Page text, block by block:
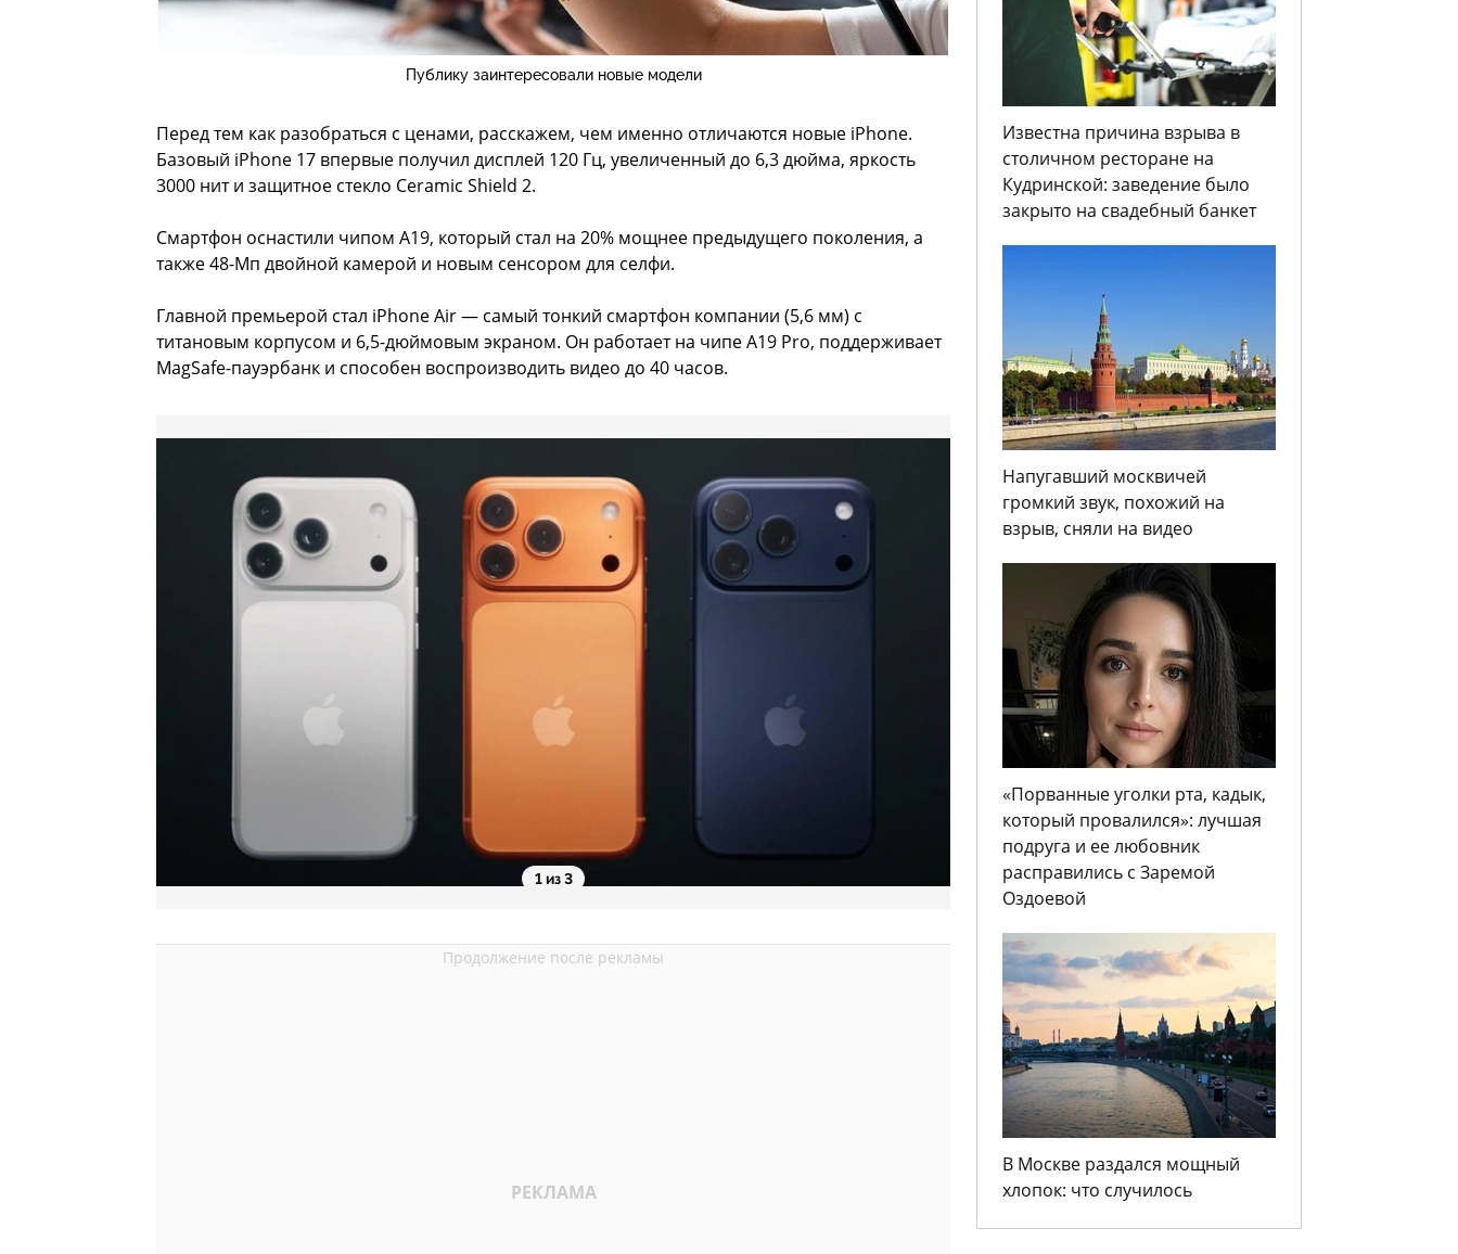
Публику заинтересовали новые модели
Перед тем как разобраться с ценами, расскажем, чем именно отличаются новые iPhone.
Базовый iPhone 17 впервые получил дисплей 120 Гц, увеличенный до 6,3 дюйма, яркость
3000 нит и защитное стекло Ceramic Shield 2.
Смартфон оснастили чипом A19, который стал на 20% мощнее предыдущего поколения, а
также 48-Мп двойной камерой и новым сенсором для селфи.
Главной премьерой стал iPhone Air — самый тонкий смартфон компании (5,6 мм) с
титановым корпусом и 6,5-дюймовым экраном. Он работает на чипе A19 Pro, поддерживает
MagSafe-пауэрбанк и способен воспроизводить видео до 40 часов.
1 из 3
Известна причина взрыва в
столичном ресторане на
Кудринской: заведение было
закрыто на свадебный банкет
Напугавший москвичей
громкий звук, похожий на
взрыв, сняли на видео
«Порванные уголки рта, кадык,
который провалился»: лучшая
подруга и ее любовник
расправились с Заремой
Оздоевой
В Москве раздался мощный
хлопок: что случилось